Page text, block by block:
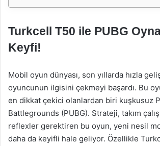
Turkcell T50 ile PUBG
Keyfi!
Mobil oyun dünyası, son yıllarda hızla
oyuncunun ilgisini çekmeyi başardı. Bu
en dikkat çekici olanlardan biri kuşkusuz
Battlegrounds (PUBG). Strateji, takım
reflexler gerektiren bu oyun, yeni nesil
daha da keyifli hale geliyor. Özellikle